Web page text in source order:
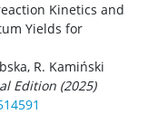
Kinetics and
Yields for
R. Kamiński
Edition (2025)